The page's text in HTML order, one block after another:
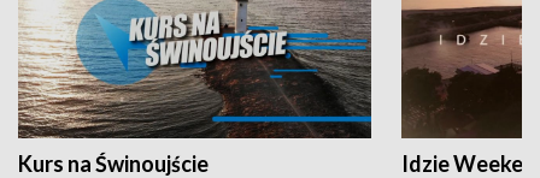
Kurs na Świnoujście Idzie